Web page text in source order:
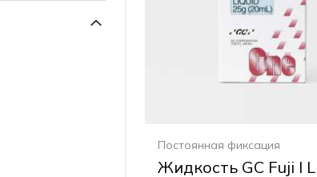
Постоянная фиксация
Жидкость GC Fuji I